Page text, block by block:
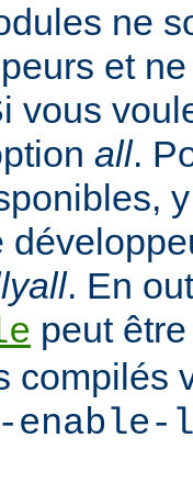
ne
et
vous
all.
. En
peut
compilés